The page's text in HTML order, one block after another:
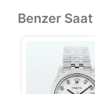
Benzer